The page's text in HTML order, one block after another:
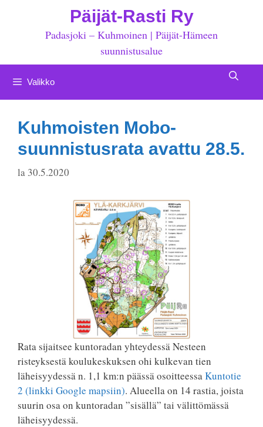
Päijät-Rasti Ry
Padasjoki – Kuhmoinen | Päijät-Hämeen
suunnistusalue
Valikko
Kuhmoisten Mobo-
suunnistusrata avattu 28.5.
la 30.5.2020
Rata sijaitsee kuntoradan yhteydessä Nesteen
risteyksestä koulukeskuksen ohi kulkevan tien
läheisyydessä n. 1,1 km:n päässä osoitteessa Kuntotie
2 (linkki Google mapsiin). Alueella on 14 rastia, joista
suurin osa on kuntoradan ”sisällä” tai välittömässä
läheisyydessä.